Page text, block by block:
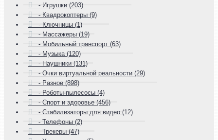
- Игрушки (203)
- Квадрокоптеры (9)
- Ключницы (1)
- Массажеры (19)
- Мобильный транспорт (63)
- Музыка (120)
- Наушники (131)
- Очки виртуальной реальности (29)
- Разное (898)
- Роботы-пылесосы (4)
- Спорт и здоровье (456)
- Стабилизаторы для видео (12)
- Телефоны (2)
- Трекеры (47)